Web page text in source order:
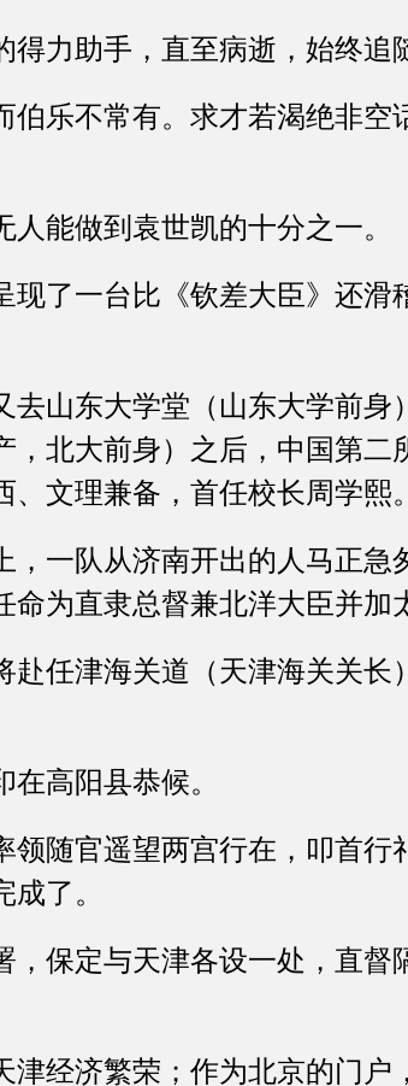
力助手，直至病逝，始终追
不常有。求才若渴绝非空
能做到袁世凯的十分之一。
了一台比《钦差大臣》还滑
山东大学堂（山东大学前身
，北大前身）之后，中国第二
文理兼备，首任校长周学熙。
一队从济南开出的人马正急
为直隶总督兼北洋大臣并加
任津海关道（天津海关关长
高阳县恭候。
随官遥望两宫行在，叩首行
了。
保定与天津各设一处，直督
经济繁荣；作为北京的门户